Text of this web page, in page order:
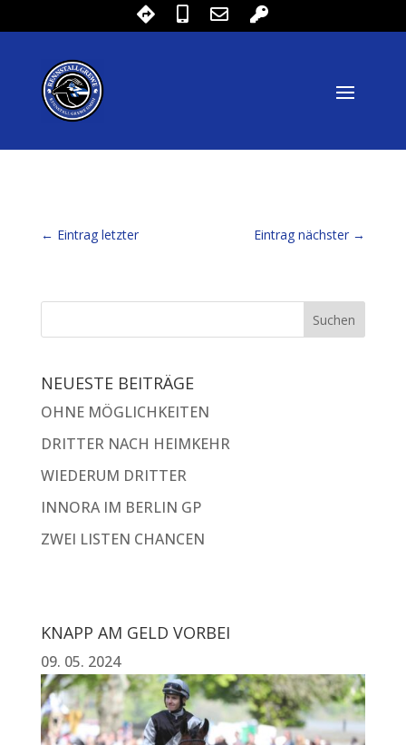
← Eintrag letzter Eintrag nächster →
NEUESTE BEITRÄGE
OHNE MÖGLICHKEITEN
DRITTER NACH HEIMKEHR
WIEDERUM DRITTER
INNORA IM BERLIN GP
ZWEI LISTEN CHANCEN
KNAPP AM GELD VORBEI
09. 05. 2024